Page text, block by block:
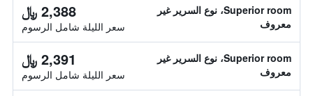
Superior room، نوع السرير غير
معروف
2,388 ﷼
سعر الليلة شامل الرسوم
Superior room، نوع السرير غير
معروف
2,391 ﷼
سعر الليلة شامل الرسوم